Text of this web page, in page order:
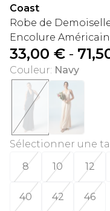
Coast
Robe de
Encolure
33,00 € -
Couleur: Navy
Sélectionner une
8
10 12
40 42 46